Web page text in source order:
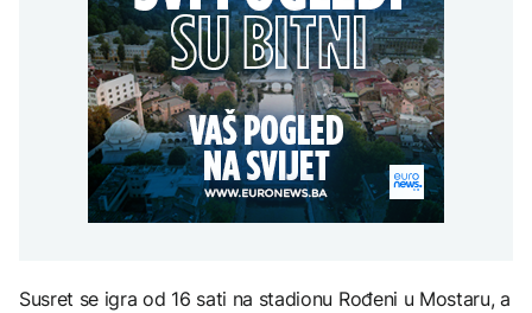
aktivan, gust dim
otežava gašenje iz zraka
AKTUELNO
Požar kod Konjica i dalje
aktivan, gust dim
otežava gašenje iz zraka
Grčka dronovima
kontrolisala više od 300
plaža zbog nelegalnog
zauzimanja obale
Španija postavila
ultimatum Italiji da ukine
granične kontrole
FOKUS
Amerikanci
upozoravaju: Putin bi
mogao testirati NATO
djece moraju platiti 942
miliona dolara
KULTURA
Rat i pijesak prijete
drevnim piramidama
Meroe u Sudanu
ZANIMLJIVOSTI
Susret se igra od 16 sati na stadionu Rođeni u Mostaru, a